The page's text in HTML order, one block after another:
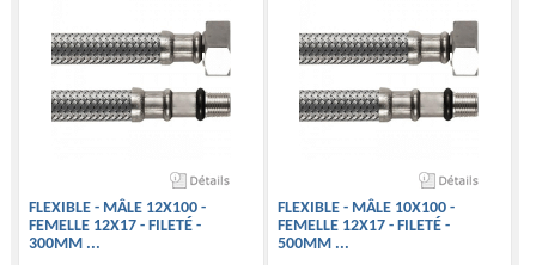
FLEXIBLE - MÂLE 12X100 -
FEMELLE 12X17 - FILETÉ -
300MM ...
FLEXIBLE - MÂLE 10X100 -
FEMELLE 12X17 - FILETÉ -
500MM ...